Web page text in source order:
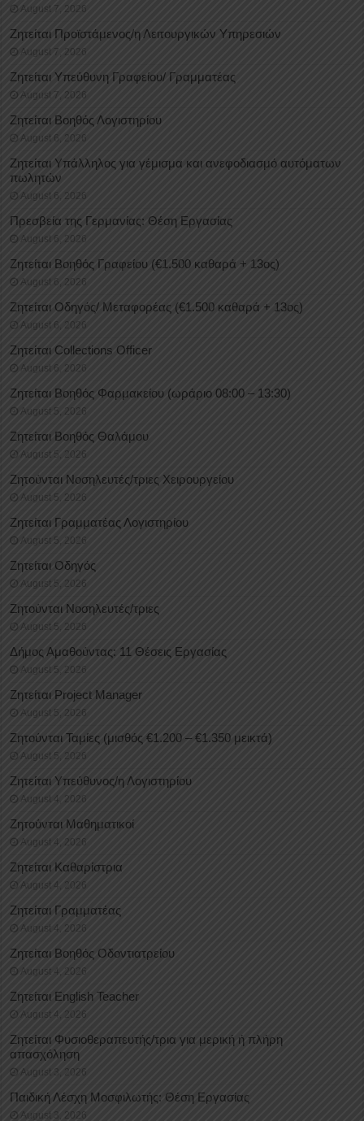
August 7, 2026
Ζητείται Προϊστάμενος/η Λειτουργικών Υπηρεσιών
August 7, 2026
Ζητείται Υπεύθυνη Γραφείου/ Γραμματέας
August 7, 2026
Ζητείται Βοηθός Λογιστηρίου
August 6, 2026
Ζητείται Υπάλληλος για γέμισμα και ανεφοδιασμό αυτόματων
πωλητών
August 6, 2026
Πρεσβεία της Γερμανίας: Θέση Εργασίας
August 6, 2026
Ζητείται Βοηθός Γραφείου (€1.500 καθαρά + 13ος)
August 6, 2026
Ζητείται Οδηγός/ Μεταφορέας (€1.500 καθαρά + 13ος)
August 6, 2026
Ζητείται Collections Officer
August 6, 2026
Ζητείται Βοηθός Φαρμακείου (ωράριο 08:00 – 13:30)
August 5, 2026
Ζητείται Βοηθός Θαλάμου
August 5, 2026
Ζητούνται Νοσηλευτές/τριες Χειρουργείου
August 5, 2026
Ζητείται Γραμματέας Λογιστηρίου
August 5, 2026
Ζητείται Οδηγός
August 5, 2026
Ζητούνται Νοσηλευτές/τριες
August 5, 2026
Δήμος Αμαθούντας: 11 Θέσεις Εργασίας
August 5, 2026
Ζητείται Project Manager
August 5, 2026
Ζητούνται Ταμίες (μισθός €1.200 – €1.350 μεικτά)
August 5, 2026
Ζητείται Υπεύθυνος/η Λογιστηρίου
August 4, 2026
Ζητούνται Μαθηματικοί
August 4, 2026
Ζητείται Καθαρίστρια
August 4, 2026
Ζητείται Γραμματέας
August 4, 2026
Ζητείται Βοηθός Οδοντιατρείου
August 4, 2026
Ζητείται English Teacher
August 4, 2026
Ζητείται Φυσιοθεραπευτής/τρια για μερική ή πλήρη
απασχόληση
August 3, 2026
Παιδική Λέσχη Μοσφιλωτής: Θέση Εργασίας
August 3, 2026